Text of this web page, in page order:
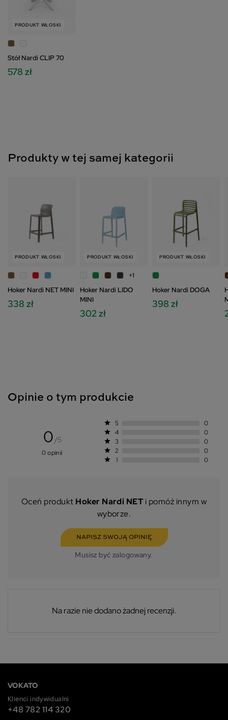
PRODUKT WŁOSKI
Stół Nardi CLIP 70
578 zł
Produkty w tej samej kategorii
PRODUKT WŁOSKI
Hoker Nardi NET MINI
338 zł
PRODUKT WŁOSKI
+1
Hoker Nardi LIDO
MINI
302 zł
PRODUKT WŁOSKI
Hoker Nardi DOGA
398 zł
Opinie o tym produkcie
0/5
0 opinii
star 5 0
star 4 0
star 3 0
star 2 0
star 1 0
Oceń produkt Hoker Nardi NET i pomóż innym w
wyborze.
NAPISZ SWOJĄ OPINIĘ
Musisz być zalogowany.
Na razie nie dodano żadnej recenzji.
VOKATO
Klienci indywidualni
+48 782 114 320